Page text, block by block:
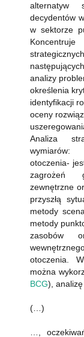
alternatyw
decydentów
w sektorze
analizy
określenia
identyfikacji
oceny
Analiza
wymiarów:
otoczenia-
zagrożeń
zewnętrzne
przyszłą
metody
metody
zasobów
otoczenia.
można
BCG), analizę
(…)
…,